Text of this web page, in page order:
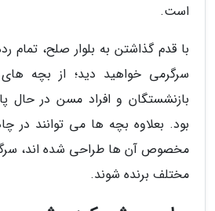
است.
با قدم گذاشتن به بلوار صلح، تمام
سرگرمی خواهید دید؛ از بچه
بازنشستگان و افراد مسن در حال
بود. بعلاوه بچه ها می توانند در
مخصوص آن ها طراحی شده اند،
مختلف برنده شوند.